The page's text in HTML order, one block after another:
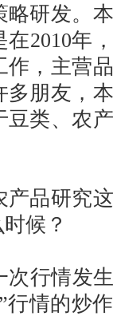
研发。
2010年
，主营
朋友，
类、农
品研究这
候？
行情发生
情的炒